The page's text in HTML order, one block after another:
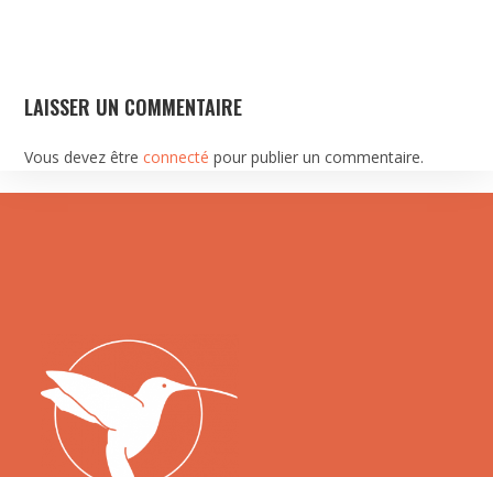
LAISSER UN COMMENTAIRE
Vous devez êtreconnecté pour publier un commentaire.